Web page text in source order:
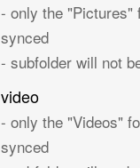
- only the "Pictures"
synced
- subfolder will not
video
- only the "Videos"
synced